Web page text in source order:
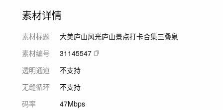
素材详情
素材标题
大美庐山风光庐山景点打卡合集三叠泉
素材编号
31145547
透明通道
不支持
无缝循环
不支持
码率
47Mbps